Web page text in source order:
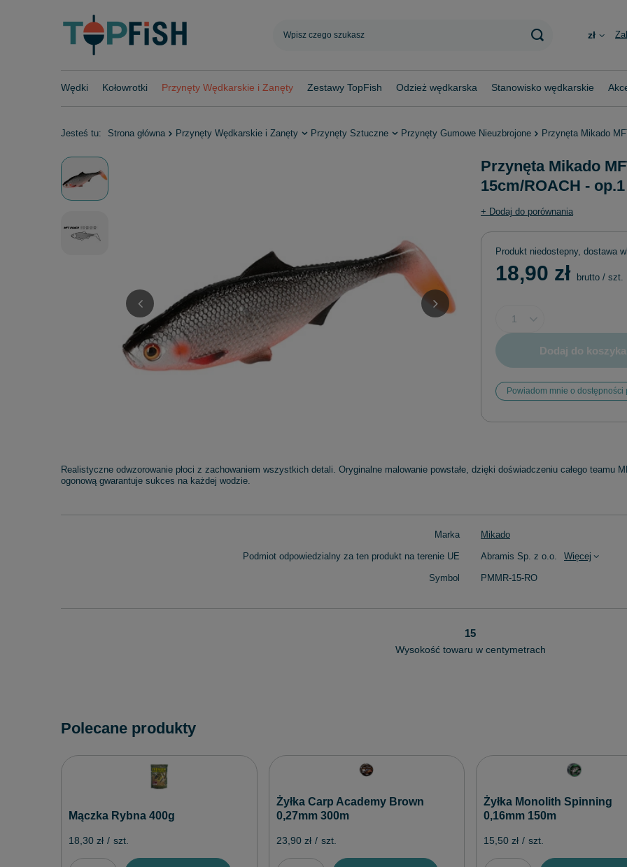
zł
Wędki Kołowrotki Przynęty Wędkarskie i Zanęty Zestawy TopFish Odzież wędkarska Stanowisko wędkarskie
Jesteś tu: Strona główna Przynęty Wędkarskie i Zanęty Przynęty Sztuczne Przynęty Gumowe Nieuzbrojone Przynęta Mikado
Przynęta Mikado
15cm/ROACH -
+ Dodaj do porównania
Produkt niedostepny, dostawa
18,90 zł brutto / szt.
Dodaj do koszyka
Powiadom mnie o dostępności
Realistyczne odwzorowanie płoci z zachowaniem wszystkich detali. Oryginalne malowanie powstałe, dzięki doświadczeniu całego teamu
ogonową gwarantuje sukces na każdej wodzie.
Marka Mikado
Podmiot odpowiedzialny za ten produkt na terenie UE Abramis Sp. z o.o. Więcej
Symbol PMMR-15-RO
15
Wysokość towaru w centymetrach
Polecane produkty
Mączka Rybna 400g
18,30 zł / szt.
Żyłka Carp Academy Brown
0,27mm 300m
23,90 zł / szt.
Żyłka Monolith Spinning
0,16mm 150m
15,50 zł / szt.